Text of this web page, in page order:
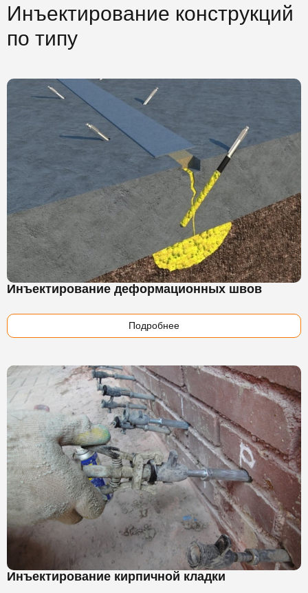
Инъектирование конструкций
по типу
Инъектирование деформационных швов
Подробнее
Инъектирование кирпичной кладки